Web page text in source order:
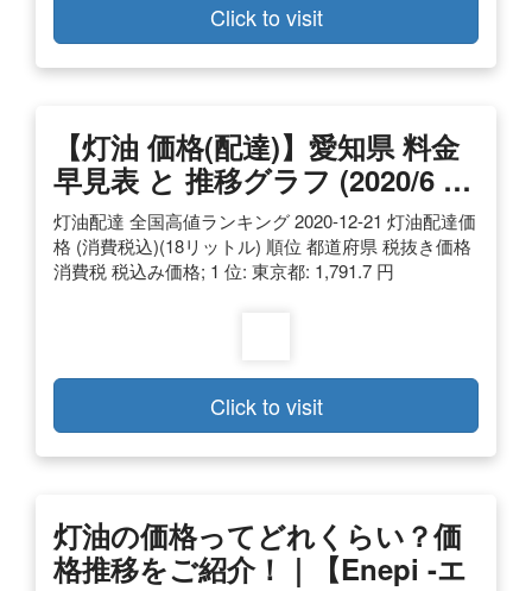
Click to visit
【灯油 価格(配達)】愛知県 料金
早見表 と 推移グラフ (2020/6 …
灯油配達 全国高値ランキング 2020-12-21 灯油配達価
格 (消費税込)(18リットル) 順位 都道府県 税抜き価格
消費税 税込み価格; 1 位: 東京都: 1,791.7 円
Click to visit
灯油の価格ってどれくらい？価
格推移をご紹介！｜【enepi -エ